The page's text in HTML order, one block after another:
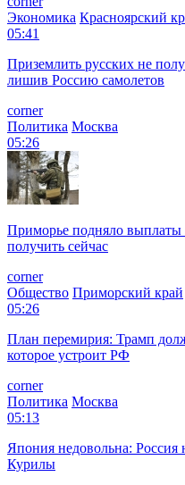
Экономика Красноярский
05:41
Приземлить русских не
лишив Россию самолетов
corner
Политика Москва
05:26
Приморье подняло выплаты
получить сейчас
corner
Общество Приморский край
05:26
План перемирия: Трамп
которое устроит РФ
corner
Политика Москва
05:13
Япония недовольна: Россия
Курилы